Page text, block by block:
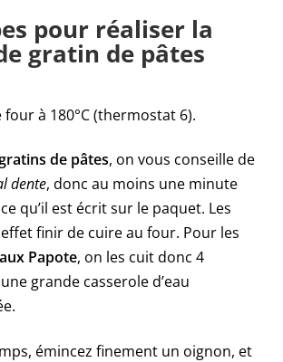
pour réaliser la
gratin de pâtes
à 180°C (thermostat 6).
de pâtes, on vous conseille de
dente, donc au moins une minute
qu’il est écrit sur le paquet. Les
finir de cuire au four. Pour les
Papote, on les cuit donc 4
grande casserole d’eau
émincez finement un oignon, et